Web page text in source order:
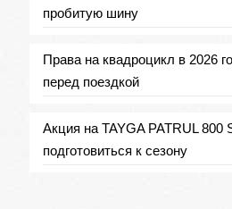
пробитую шину
Права на квадроцикл в 2026
перед поездкой
Акция на TAYGA PATRUL 800
подготовиться к сезону